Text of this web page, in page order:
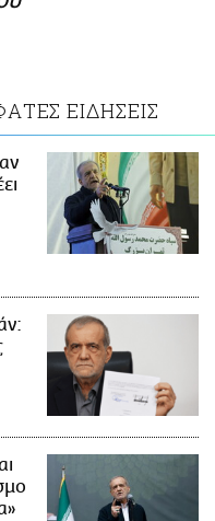
ΕΙΔΗΣΕΙΣ